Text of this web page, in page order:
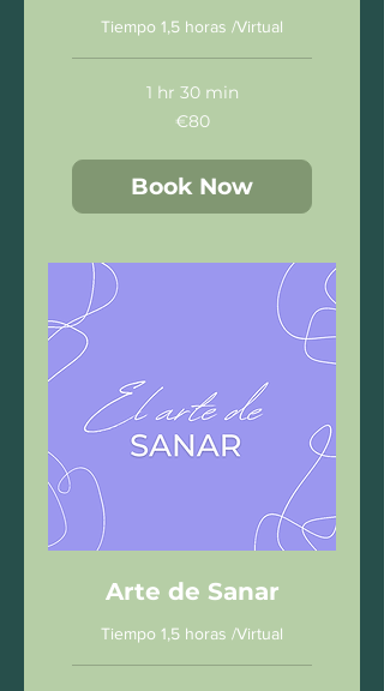
Tiempo 1,5 horas /Virtual
1 hr 30 min
€80
Book Now
Arte de Sanar
Tiempo 1,5 horas /Virtual